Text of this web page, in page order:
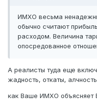
ИМХО весьма
обычно считают
расходом. Величина
опосредованное
А реалисты туда еще
жадность, откаты,
как Ваше ИМХО объясняет